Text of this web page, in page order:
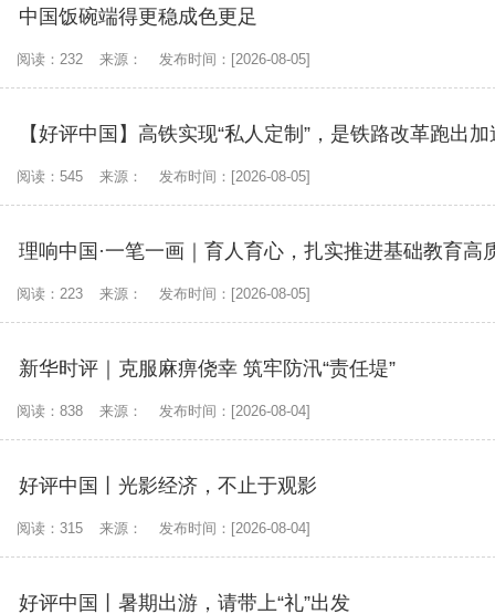
中国饭碗端得更稳成色更足
阅读：232 来源： 发布时间：[2026-08-05]
【好评中国】高铁实现“私人定制”，是铁路改革跑出
阅读：545 来源： 发布时间：[2026-08-05]
理响中国·一笔一画｜育人育心，扎实推进基础教育高
阅读：223 来源： 发布时间：[2026-08-05]
新华时评｜克服麻痹侥幸 筑牢防汛“责任堤”
阅读：838 来源： 发布时间：[2026-08-04]
好评中国丨光影经济，不止于观影
阅读：315 来源： 发布时间：[2026-08-04]
好评中国丨暑期出游，请带上“礼”出发